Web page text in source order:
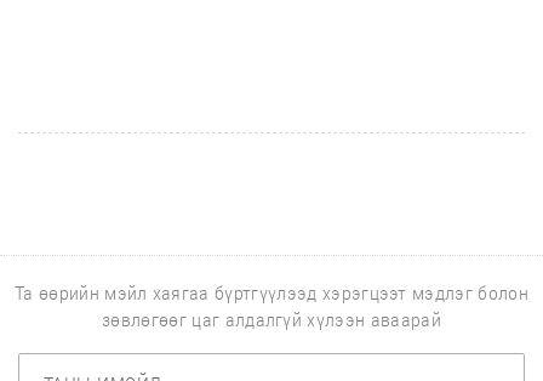
Та өөрийн мэйл хаягаа бүртгүүлээд хэрэгцээт мэдлэг болон
зөвлөгөөг цаг алдалгүй хүлээн аваарай